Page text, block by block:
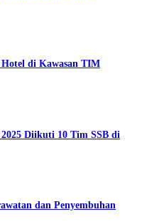
di Kawasan TIM
Diikuti 10 Tim SSB di
dan Penyembuhan